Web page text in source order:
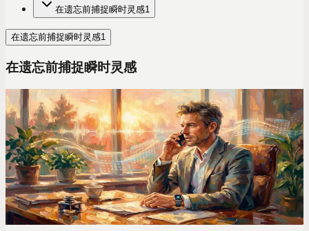
在遗忘前捕捉瞬时灵感1
在遗忘前捕捉瞬时灵感1
在遗忘前捕捉瞬时灵感
语音效率技巧
2026年我深度测评了7款语音笔记App，只有它真正
取代了我的“第二大脑”
深度测评全网主流语音转文字App后，我发现只有一款能真正
把碎片化的语音备忘录，变成井井有条、随时可查的知识库。